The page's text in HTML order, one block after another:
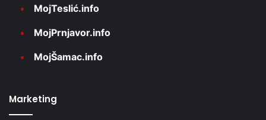
MojTeslić.info
MojPrnjavor.info
MojŠamac.info
Marketing